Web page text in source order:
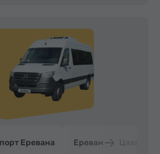
Еревана Ереван